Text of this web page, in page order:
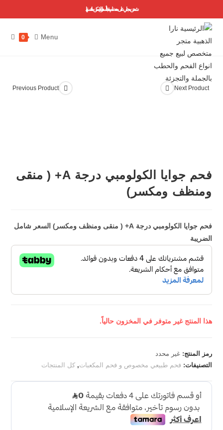
شحن مجاني على معظم منتجاتنا ..أسعارنا لا يمكن منافستها
0 Menu
Previous Product Next Product
فحم جوايا الكولومبي درجة A+ ( منقى
ومنظف ومكسر)
فحم جوايا الكولومبي درجة A+ ( منقى ومنظف ومكسر) السعر شامل
الضريبة
هذا المنتج غير متوفر في المخزون حالياً.
رمز المنتج:غير محدد
التصنيفات: فحم طبيعي مخصوص و فحم المكعبات,كل المنتجات